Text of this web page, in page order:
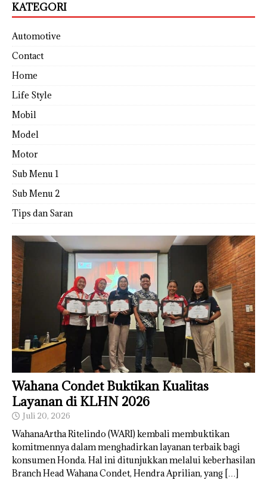
KATEGORI
Automotive
Contact
Home
Life Style
Mobil
Model
Motor
Sub Menu 1
Sub Menu 2
Tips dan Saran
Wahana Condet Buktikan Kualitas
Layanan di KLHN 2026
Juli 20, 2026
WahanaArtha Ritelindo (WARI) kembali membuktikan
komitmennya dalam menghadirkan layanan terbaik bagi
konsumen Honda. Hal ini ditunjukkan melalui keberhasilan
Branch Head Wahana Condet, Hendra Aprilian, yang […]